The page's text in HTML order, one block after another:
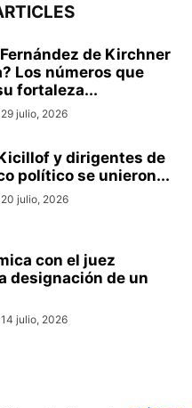
de Kirchner
Los números que
fortaleza...
29 julio, 2026
y dirigentes de
político se unieron...
20 julio, 2026
con el juez
designación de un
14 julio, 2026